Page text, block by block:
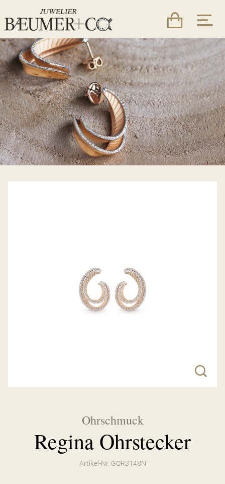
Ohrschmuck
Regina Ohrstecker
Artikel-Nr. GOR3148N